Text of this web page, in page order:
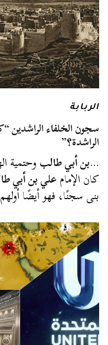
الربابة
سجون الخلفاء الراشدين
الراشدة؟”
…بن أبي طالبوحتمية
كان الإمامعلي بن أبي
بنى سجنًا، فهو أيضًا